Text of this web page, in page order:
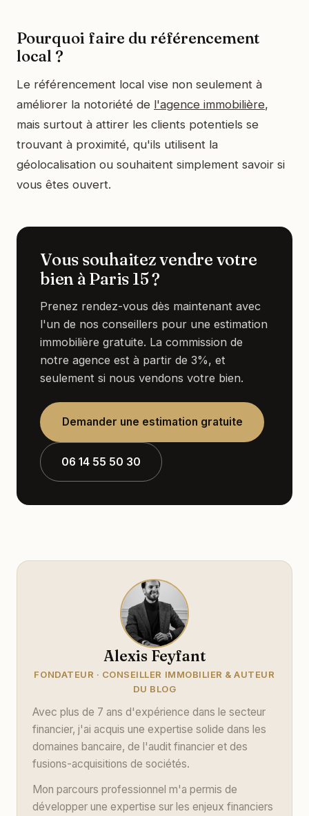
Pourquoi faire du référencement
local ?
Le référencement local vise non seulement à
améliorer la notoriété de l'agence immobilière,
mais surtout à attirer les clients potentiels se
trouvant à proximité, qu'ils utilisent la
géolocalisation ou souhaitent simplement savoir si
vous êtes ouvert.
Vous souhaitez vendre votre
bien à Paris 15 ?
Prenez rendez-vous dès maintenant avec
l'un de nos conseillers pour une estimation
immobilière gratuite. La commission de
notre agence est à partir de 3%, et
seulement si nous vendons votre bien.
Demander une estimation gratuite
06 14 55 50 30
Alexis Feyfant
FONDATEUR · CONSEILLER IMMOBILIER & AUTEUR
DU BLOG
Avec plus de 7 ans d'expérience dans le secteur
financier, j'ai acquis une expertise solide dans les
domaines bancaire, de l'audit financier et des
fusions-acquisitions de sociétés.
Mon parcours professionnel m'a permis de
développer une expertise sur les enjeux financiers